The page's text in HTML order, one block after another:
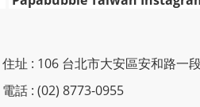
住址 : 106 台北市大安區安和路一
電話 : (02) 8773-0955